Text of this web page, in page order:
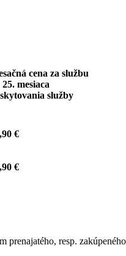
cena za službu
mesiaca
služby
€
€
prenajatého, resp.